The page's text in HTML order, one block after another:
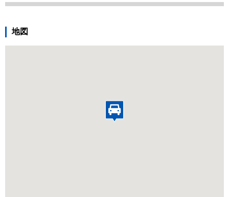
お、契約締結後のキャンセルやクレームに対する返金は一切
地図